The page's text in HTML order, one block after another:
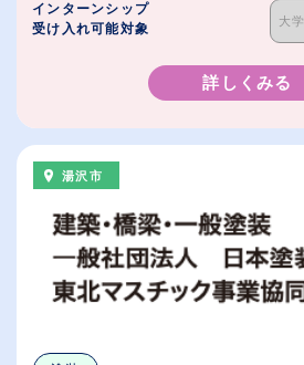
インターンシップ
受け入れ可能対象
大学
詳しくみる
湯沢市